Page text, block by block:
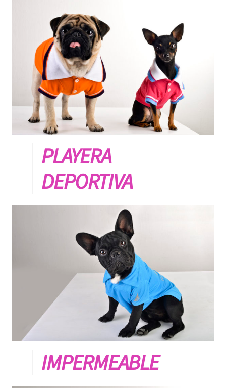
ROPA KLÓ
PLAYERA TIPO POLO
PLAYERA DEPORTIVA
IMPERMEABLE
KLÓTIPS
Contact Us
PLAYERA
DEPORTIVA
IMPERMEABLE